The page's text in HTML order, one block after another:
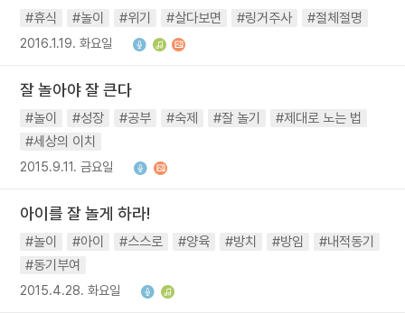
#휴식 #놀이 #위기 #살다보면 #링거주사 #절체절명
2016.1.19. 화요일
잘 놀아야 잘 큰다
#놀이 #성장 #공부 #숙제 #잘 놀기
#제대로 노는 법
#세상의 이치
2015.9.11. 금요일
아이를 잘 놀게 하라!
#놀이 #아이 #스스로 #양육 #방치 #방임
#내적동기
#동기부여
2015.4.28. 화요일